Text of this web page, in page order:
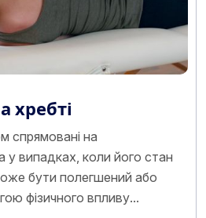
хребті
спрямовані на
у випадках, коли його стан
бути полегшений або
фізичного впливу...